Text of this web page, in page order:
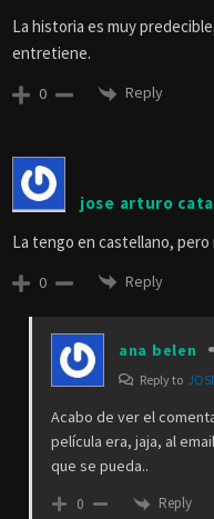
La historia es muy
entretiene.
0 Reply
jose arturo
La tengo en castellano,
0 Reply
ana belen
Reply to
Acabo de ver el
película era, jaja, al
que se pueda..
0 Reply